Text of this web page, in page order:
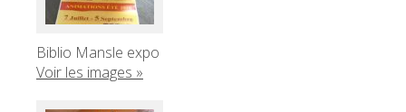
Biblio Mansle expo
Voir les images »